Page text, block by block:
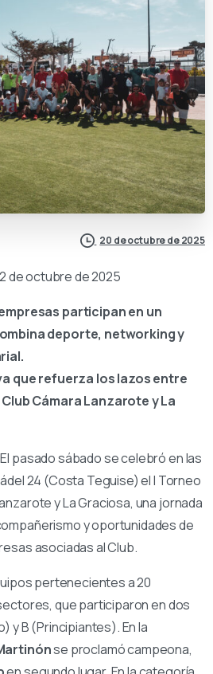
20 de octubre de 2025
de octubre de 2025
participan en un
deporte, networking y
que refuerza los lazos entre
Cámara Lanzarote y La
El pasado sábado se celebró en las
24 (Costa Teguise) el I Torneo
y La Graciosa, una jornada
y oportunidades de
asociadas al Club.
pertenecientes a 20
que participaron en dos
y B (Principiantes). En la
se proclamó campeona,